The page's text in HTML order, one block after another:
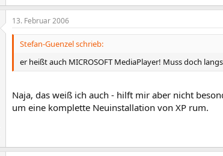
13. Februar 2006
Stefan-Guenzel schrieb:
er heißt auch MICROSOFT MediaPlayer! Muss doch
Naja, das weiß ich auch - hilft mir aber nicht
um eine komplette Neuinstallation von XP rum.